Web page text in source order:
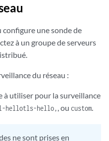
une sonde de
à un groupe de serveurs
du réseau :
à utiliser pour la surveillance
hellotls-hello,, ou custom.
ne sont prises en